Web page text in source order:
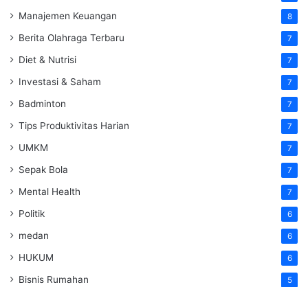
Manajemen Keuangan 8
Berita Olahraga Terbaru 7
Diet & Nutrisi 7
Investasi & Saham 7
Badminton 7
Tips Produktivitas Harian 7
UMKM 7
Sepak Bola 7
Mental Health 7
Politik 6
medan 6
HUKUM 6
Bisnis Rumahan 5